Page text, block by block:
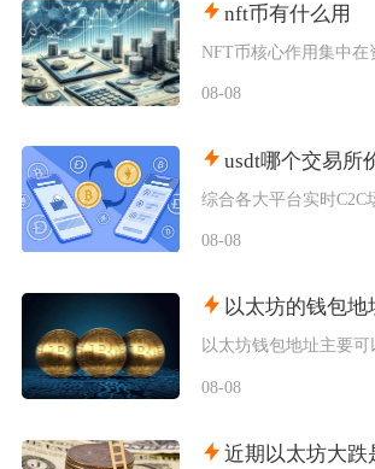
nft币有什么用
08-08
usdt哪个交易所
08-08
以太坊的钱包地
08-08
近期以太坊大跌